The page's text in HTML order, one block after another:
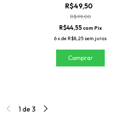
R$49,50
R$99,00
R$44,55com Pix
6xde R$8,25 sem juros
1 de 3